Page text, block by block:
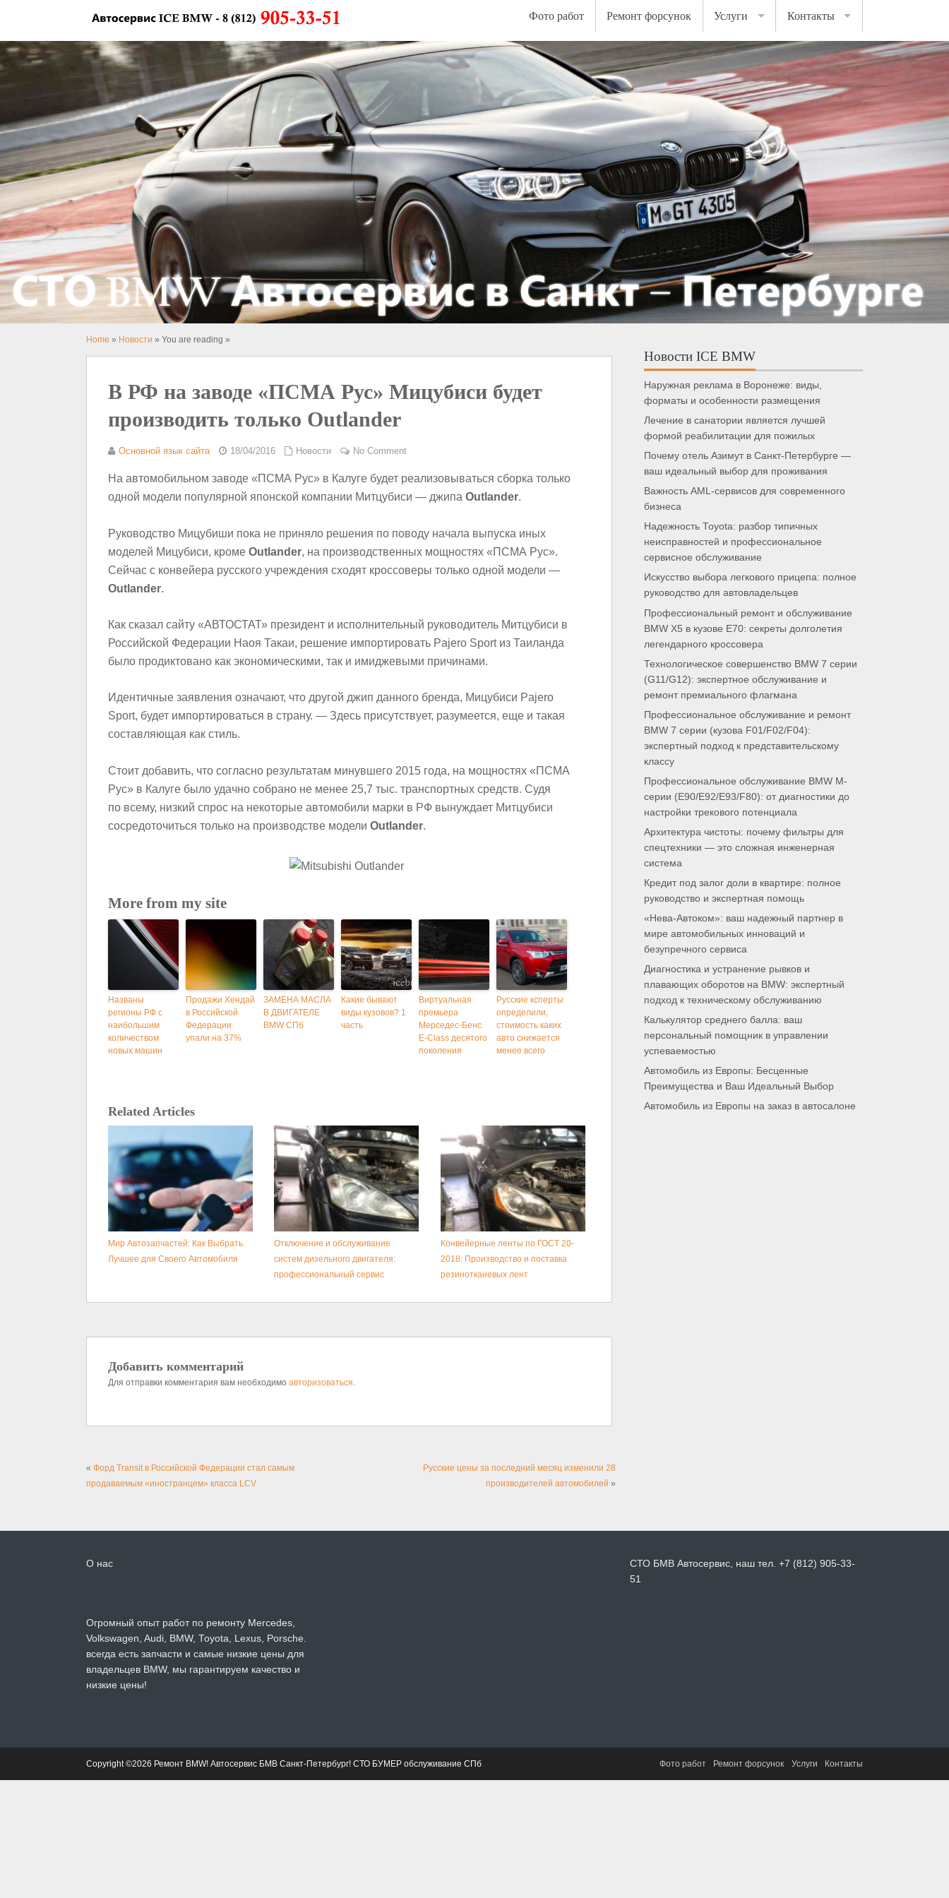
Фото работ Ремонт форсунок Услуги Контакты
Home » Новости » You are reading »
В РФ на заводе «ПСМА Рус» Мицубиси будет
производить только Outlander
Основной язык сайта 18/04/2016 Новости No Comment
На автомобильном заводе «ПСМА Рус» в Калуге будет реализовываться сборка только
одной модели популярной японской компании Митцубиси — джипа Outlander.
Руководство Мицубиши пока не приняло решения по поводу начала выпуска иных
моделей Мицубиси, кроме Outlander, на производственных мощностях «ПСМА Рус».
Сейчас с конвейера русского учреждения сходят кроссоверы только одной модели —
Outlander.
Как сказал сайту «АВТОСТАТ» президент и исполнительный руководитель Митцубиси в
Российской Федерации Наоя Такаи, решение импортировать Pajero Sport из Таиланда
было продиктовано как экономическими, так и имиджевыми причинами.
Идентичные заявления означают, что другой джип данного бренда, Мицубиси Pajero
Sport, будет импортироваться в страну. — Здесь присутствует, разумеется, еще и такая
составляющая как стиль.
Стоит добавить, что согласно результатам минувшего 2015 года, на мощностях «ПСМА
Рус» в Калуге было удачно собрано не менее 25,7 тыс. транспортных средств. Судя
по всему, низкий спрос на некоторые автомобили марки в РФ вынуждает Митцубиси
сосредоточиться только на производстве модели Outlander.
More from my site
Названы
регионы РФ с
наибольшим
количеством
новых машин
Продажи Хендай
в Российской
Федерации
упали на 37%
ЗАМЕНА МАСЛА
В ДВИГАТЕЛЕ
BMW СПб
Какие бывают
виды кузовов? 1
часть
Виртуальная
премьера
Мерседес-Бенс
E-Class десятого
поколения
Русские ксперты
определили,
стоимость каких
авто снижается
менее всего
Related Articles
Мир Автозапчастей: Как Выбрать
Лучшее для Своего Автомобиля
Отключение и обслуживание
систем дизельного двигателя:
профессиональный сервис
Конвейерные ленты по ГОСТ 20-
2018: Производство и поставка
резинотканевых лент
Добавить комментарий
Для отправки комментария вам необходимо авторизоваться.
« Форд Transit в Российской Федерации стал самым
продаваемым «иностранцем» класса LCV
Русские цены за последний месяц изменили 28
производителей автомобилей »
Новости ICE BMW
Наружная реклама в Воронеже: виды,
форматы и особенности размещения
Лечение в санатории является лучшей
формой реабилитации для пожилых
Почему отель Азимут в Санкт-Петербурге —
ваш идеальный выбор для проживания
Важность AML-сервисов для современного
бизнеса
Надежность Toyota: разбор типичных
неисправностей и профессиональное
сервисное обслуживание
Искусство выбора легкового прицепа: полное
руководство для автовладельцев
Профессиональный ремонт и обслуживание
BMW X5 в кузове E70: секреты долголетия
легендарного кроссовера
Технологическое совершенство BMW 7 серии
(G11/G12): экспертное обслуживание и
ремонт премиального флагмана
Профессиональное обслуживание и ремонт
BMW 7 серии (кузова F01/F02/F04):
экспертный подход к представительскому
классу
Профессиональное обслуживание BMW M-
серии (E90/E92/E93/F80): от диагностики до
настройки трекового потенциала
Архитектура чистоты: почему фильтры для
спецтехники — это сложная инженерная
система
Кредит под залог доли в квартире: полное
руководство и экспертная помощь
«Нева-Автоком»: ваш надежный партнер в
мире автомобильных инноваций и
безупречного сервиса
Диагностика и устранение рывков и
плавающих оборотов на BMW: экспертный
подход к техническому обслуживанию
Калькулятор среднего балла: ваш
персональный помощник в управлении
успеваемостью
Автомобиль из Европы: Бесценные
Преимущества и Ваш Идеальный Выбор
Автомобиль из Европы на заказ в автосалоне
О нас
Огромный опыт работ по ремонту Mercedes,
Volkswagen, Audi, BMW, Toyota, Lexus, Porsche.
всегда есть запчасти и самые низкие цены для
владельцев BMW, мы гарантируем качество и
низкие цены!
СТО БМВ Автосервис, наш тел. +7 (812) 905-33-
51
Copyright ©2026 Ремонт BMW! Автосервис БМВ Санкт-Петербург! СТО БУМЕР обслуживание СПб Фото работ Ремонт форсунок Услуги Контакты